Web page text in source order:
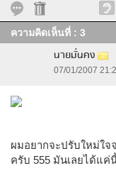
ความคิดเห็นที่ : 3
นายมั่นคง
07/01/2007
ผมอยากจะปรับใหม่ใจ
ครับ 555 มันเลยได้แค่